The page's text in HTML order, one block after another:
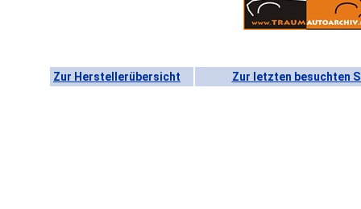
Zur Herstellerübersicht Zur letzten besuchten